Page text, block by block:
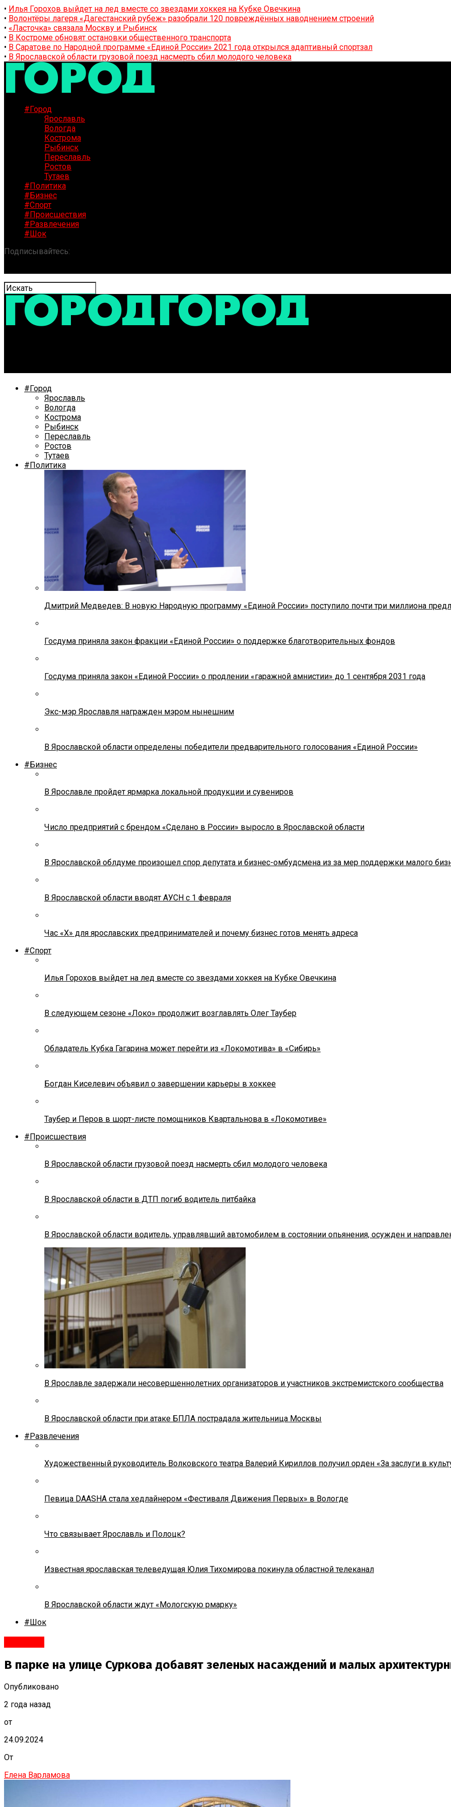
• Илья Горохов выйдет на лед вместе со звездами хоккея на Кубке Овечкина
• Волонтёры лагеря «Дагестанский рубеж» разобрали 120 повреждённых наводнением строений
• «Ласточка» связала Москву и Рыбинск
• В Костроме обновят остановки общественного транспорта
• В Саратове по Народной программе «Единой России» 2021 года открылся адаптивный спортзал
• В Ярославской области грузовой поезд насмерть сбил молодого человека
#Город
Ярославль
Вологда
Кострома
Рыбинск
Переславль
Ростов
Тутаев
#Политика
#Бизнес
#Спорт
#Происшествия
#Развлечения
#Шок
Подписывайтесь:
#Город
Ярославль
Вологда
Кострома
Рыбинск
Переславль
Ростов
Тутаев
#Политика
Дмитрий Медведев: В новую Народную программу «Единой России» поступило почти три миллиона
Госдума приняла закон фракции «Единой России» о поддержке благотворительных фондов
Госдума приняла закон «Единой России» о продлении «гаражной амнистии» до 1 сентября 2031 года
Экс-мэр Ярославля награжден мэром нынешним
В Ярославской области определены победители предварительного голосования «Единой России»
#Бизнес
В Ярославле пройдет ярмарка локальной продукции и сувениров
Число предприятий с брендом «Сделано в России» выросло в Ярославской области
В Ярославской облдуме произошел спор депутата и бизнес-омбудсмена из за мер поддержки малого
В Ярославской области вводят АУСН с 1 февраля
Час «Х» для ярославских предпринимателей и почему бизнес готов менять адреса
#Спорт
Илья Горохов выйдет на лед вместе со звездами хоккея на Кубке Овечкина
В следующем сезоне «Локо» продолжит возглавлять Олег Таубер
Обладатель Кубка Гагарина может перейти из «Локомотива» в «Сибирь»
Богдан Киселевич объявил о завершении карьеры в хоккее
Таубер и Перов в шорт-листе помощников Квартальнова в «Локомотиве»
#Происшествия
В Ярославской области грузовой поезд насмерть сбил молодого человека
В Ярославской области в ДТП погиб водитель питбайка
В Ярославской области водитель, управлявший автомобилем в состоянии опьянения, осужден и
В Ярославле задержали несовершеннолетних организаторов и участников экстремистского сообщества
В Ярославской области при атаке БПЛА пострадала жительница Москвы
#Развлечения
Художественный руководитель Волковского театра Валерий Кириллов получил орден «За заслуги в
Певица DAASHA стала хедлайнером «Фестиваля Движения Первых» в Вологде
Что связывает Ярославль и Полоцк?
Известная ярославская телеведущая Юлия Тихомирова покинула областной телеканал
В Ярославской области ждут «Мологскую рмарку»
#Шок
В парке на улице Суркова добавят зеленых насаждений и малых
Опубликовано
2 года назад
от
24.09.2024
От
Елена Варламова